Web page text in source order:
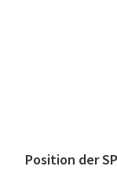
Position der